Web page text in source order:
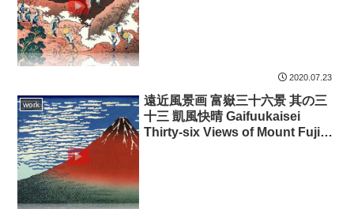
2020.07.23
work
遠近風景画 富嶽三十六景 其の三
十三 凱風快晴 Gaifuukaisei
Thirty-six Views of Mount Fuji